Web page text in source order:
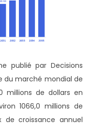
publié par Decisions
du marché mondial de
millions de dollars en
1066,0 millions de
croissance annuel